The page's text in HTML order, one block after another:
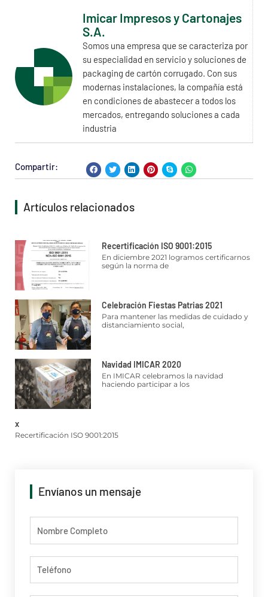
Imicar Impresos y Cartonajes
S.A.
Somos una empresa que se caracteriza por
su especialidad en servicio y soluciones de
packaging de cartón corrugado. Con sus
modernas instalaciones, la compañía está
en condiciones de abastecer a todos los
mercados, entregando soluciones a cada
industria
Compartir:
Artículos relacionados
Recertificación ISO 9001:2015
En diciembre 2021 logramos certificarnos
según la norma de
Celebración Fiestas Patrias 2021
Para mantener las medidas de cuidado y
distanciamiento social,
Navidad IMICAR 2020
En IMICAR celebramos la navidad
haciendo participar a los
x
Recertificación ISO 9001:2015
Envíanos un mensaje